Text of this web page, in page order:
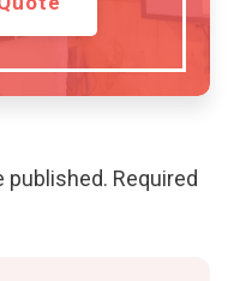
published. Required